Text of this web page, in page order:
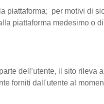
piattaforma; per motivi di
piattaforma medesimo o
dell’utente, il sito rileva
forniti dall'utente al